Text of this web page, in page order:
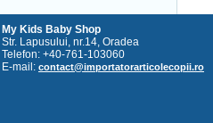
My Kids Baby Shop
Str. Lapusului, nr.14, Oradea
Telefon: +40-761-103060
E-mail: contact@importatorarticolecopii.ro